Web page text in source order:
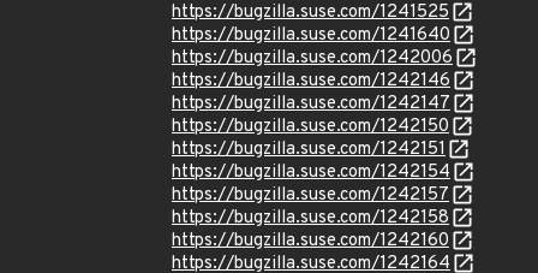
https://bugzilla.suse.com/1241525
https://bugzilla.suse.com/1241640
https://bugzilla.suse.com/1242006
https://bugzilla.suse.com/1242146
https://bugzilla.suse.com/1242147
https://bugzilla.suse.com/1242150
https://bugzilla.suse.com/1242151
https://bugzilla.suse.com/1242154
https://bugzilla.suse.com/1242157
https://bugzilla.suse.com/1242158
https://bugzilla.suse.com/1242160
https://bugzilla.suse.com/1242164